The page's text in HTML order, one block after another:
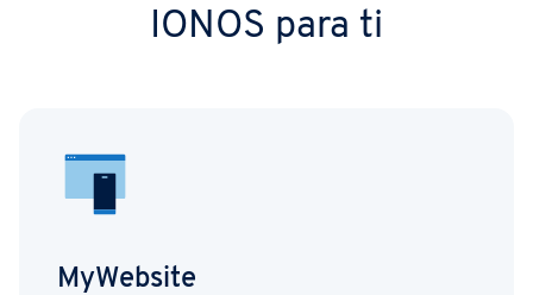
IONOS para ti
MyWebsite